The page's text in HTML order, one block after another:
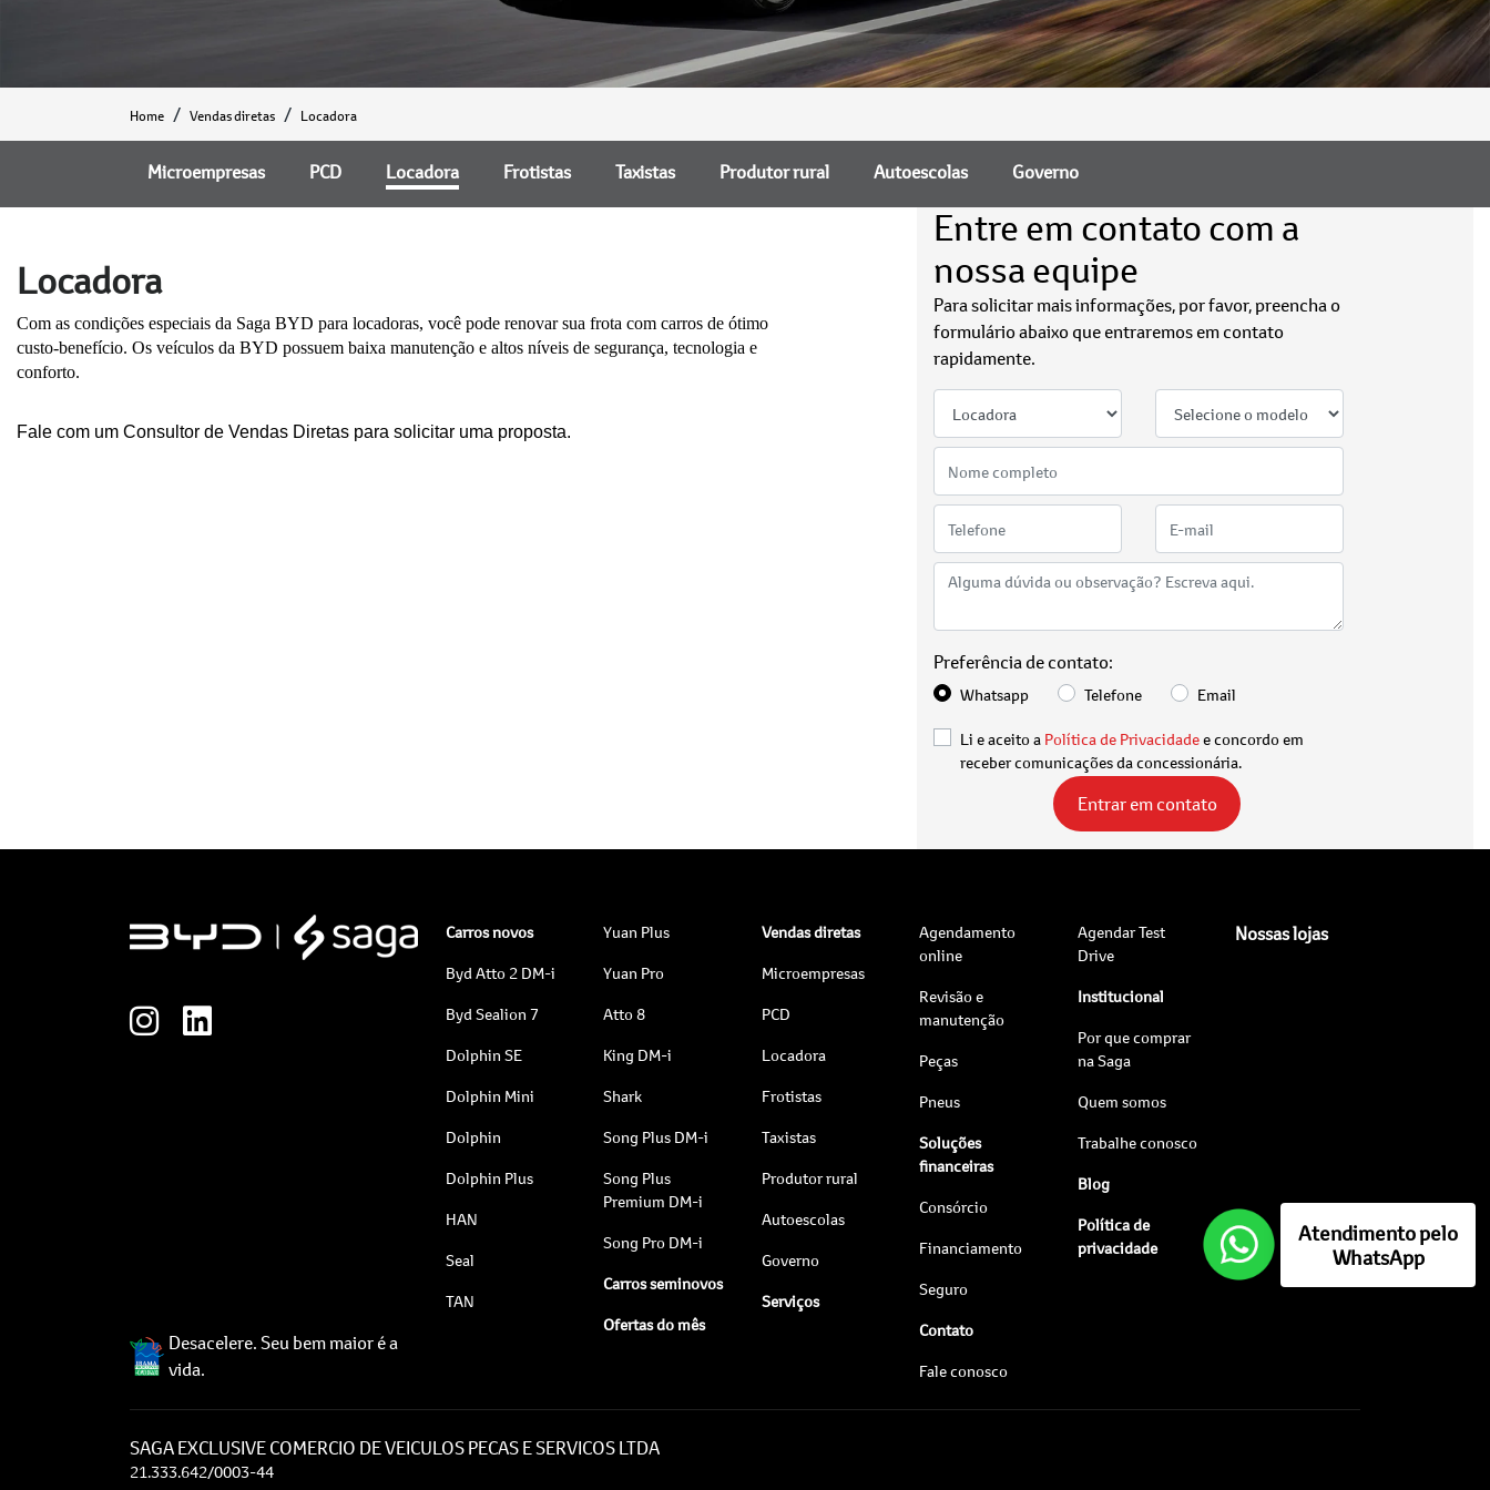
Home Vendas diretas Locadora
Microempresas PCD Locadora Frotistas Taxistas Produtor rural Autoescolas Governo
Locadora
Com as condições especiais da Saga BYD para locadoras, você pode renovar sua frota com carros de ótimo
custo-benefício. Os veículos da BYD possuem baixa manutenção e altos níveis de segurança, tecnologia e
conforto.
Fale com um Consultor de Vendas Diretas para solicitar uma proposta.
Entre em contato com a
nossa equipe
Para solicitar mais informações, por favor, preencha o
formulário abaixo que entraremos em contato
rapidamente.
Preferência de contato:
Whatsapp Telefone Email
Li e aceito a Política de Privacidadee concordo em
receber comunicações da concessionária.
Entrar em contato
Desacelere. Seu bem maior é a
vida.
Carros novos
Byd Atto 2 DM-i
Byd Sealion 7
Dolphin SE
Dolphin Mini
Dolphin
Dolphin Plus
HAN
Seal
TAN
Yuan Plus
Yuan Pro
Atto 8
King DM-i
Shark
Song Plus DM-i
Song Plus
Premium DM-i
Song Pro DM-i
Carros seminovos
Ofertas do mês
Vendas diretas
Microempresas
PCD
Locadora
Frotistas
Taxistas
Produtor rural
Autoescolas
Governo
Serviços
Agendamento
online
Revisão e
manutenção
Peças
Pneus
Soluções
financeiras
Consórcio
Financiamento
Seguro
Contato
Fale conosco
Agendar Test
Drive
Institucional
Por que comprar
na Saga
Quem somos
Trabalhe conosco
Blog
Política de
privacidade
Nossas lojas
SAGA EXCLUSIVE COMERCIO DE VEICULOS PECAS E SERVICOS LTDA
21.333.642/0003-44
Atendimento pelo
WhatsApp